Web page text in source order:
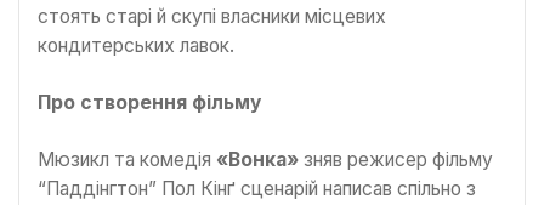
стоять старі й скупі власники місцевих
кондитерських лавок.
Про створення фільму
Мюзикл та комедія «Вонка» зняв режисер фільму
“Паддінгтон” Пол Кінґ сценарій написав спільно з